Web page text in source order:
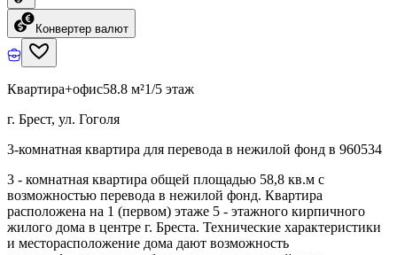
Конвертер валют
Квартира+офис58.8 м²1/5 этаж
г. Брест, ул. Гоголя
3-комнатная квартира для перевода в нежилой фонд в 960534
3 - комнатная квартира общей площадью 58,8 кв.м с
возможностью перевода в нежилой фонд. Квартира
расположена на 1 (первом) этаже 5 - этажного кирпичного
жилого дома в центре г. Бреста. Технические характеристики
и месторасположение дома дают возможность